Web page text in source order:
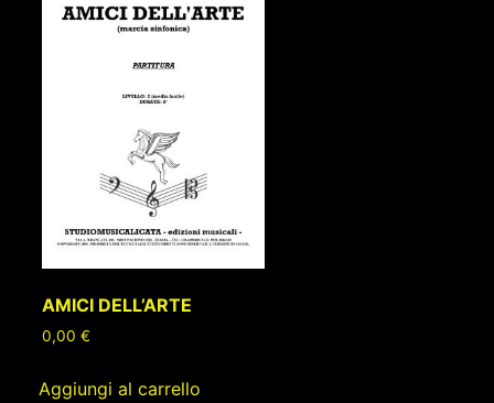
AMICI DELL’ARTE
0,00€
Aggiungi al carrello